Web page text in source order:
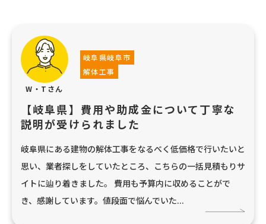
W・Tさん
岐阜県岐阜市
解体工事
【岐阜県】費用や助成金について丁寧な
説明が受けられました
岐阜県にある建物の解体工事をなるべく低価格で行いたいと
思い、業者探しをしていたところ、こちらの一括見積もりサ
イトに辿り着きました。 費用も予算内に収めることがで
き、感謝しています。値段面で悩んでいた...